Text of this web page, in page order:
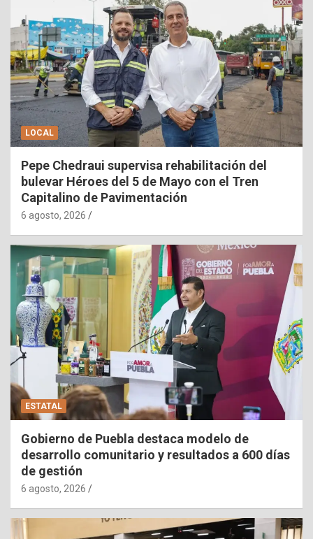
LOCAL
Pepe Chedraui supervisa rehabilitación del
bulevar Héroes del 5 de Mayo con el Tren
Capitalino de Pavimentación
6 agosto, 2026
ESTATAL
Gobierno de Puebla destaca modelo de
desarrollo comunitario y resultados a 600 días
de gestión
6 agosto, 2026